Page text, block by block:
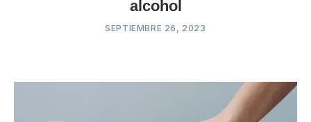
alcohol
SEPTIEMBRE 26, 2023